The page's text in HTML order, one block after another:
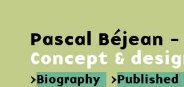
Pascal Béjean
Concept &
>Biography >Published